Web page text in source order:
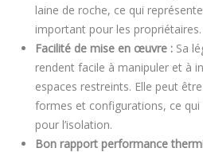
laine de roche, ce qui
important pour les propriétaires.
Facilité de mise en œuvre : Sa
rendent facile à manipuler et à
espaces restreints. Elle peut
formes et configurations, ce
pour l’isolation.
Bon rapport performance